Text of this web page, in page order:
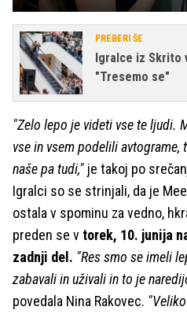
PREBERI ŠE
Igralce iz Skrito
"Tresemo se"
"Zelo lepo je videti vse te ljudi.
vse in vsem podelili avtograme,
naše pa tudi," je takoj po
Igralci so se strinjali, da je
ostala v spominu za vedno,
preden se vtorek, 10. junija
zadnji del. "Res smo se imeli
zabavali in uživali in to je
povedala Nina Rakovec.